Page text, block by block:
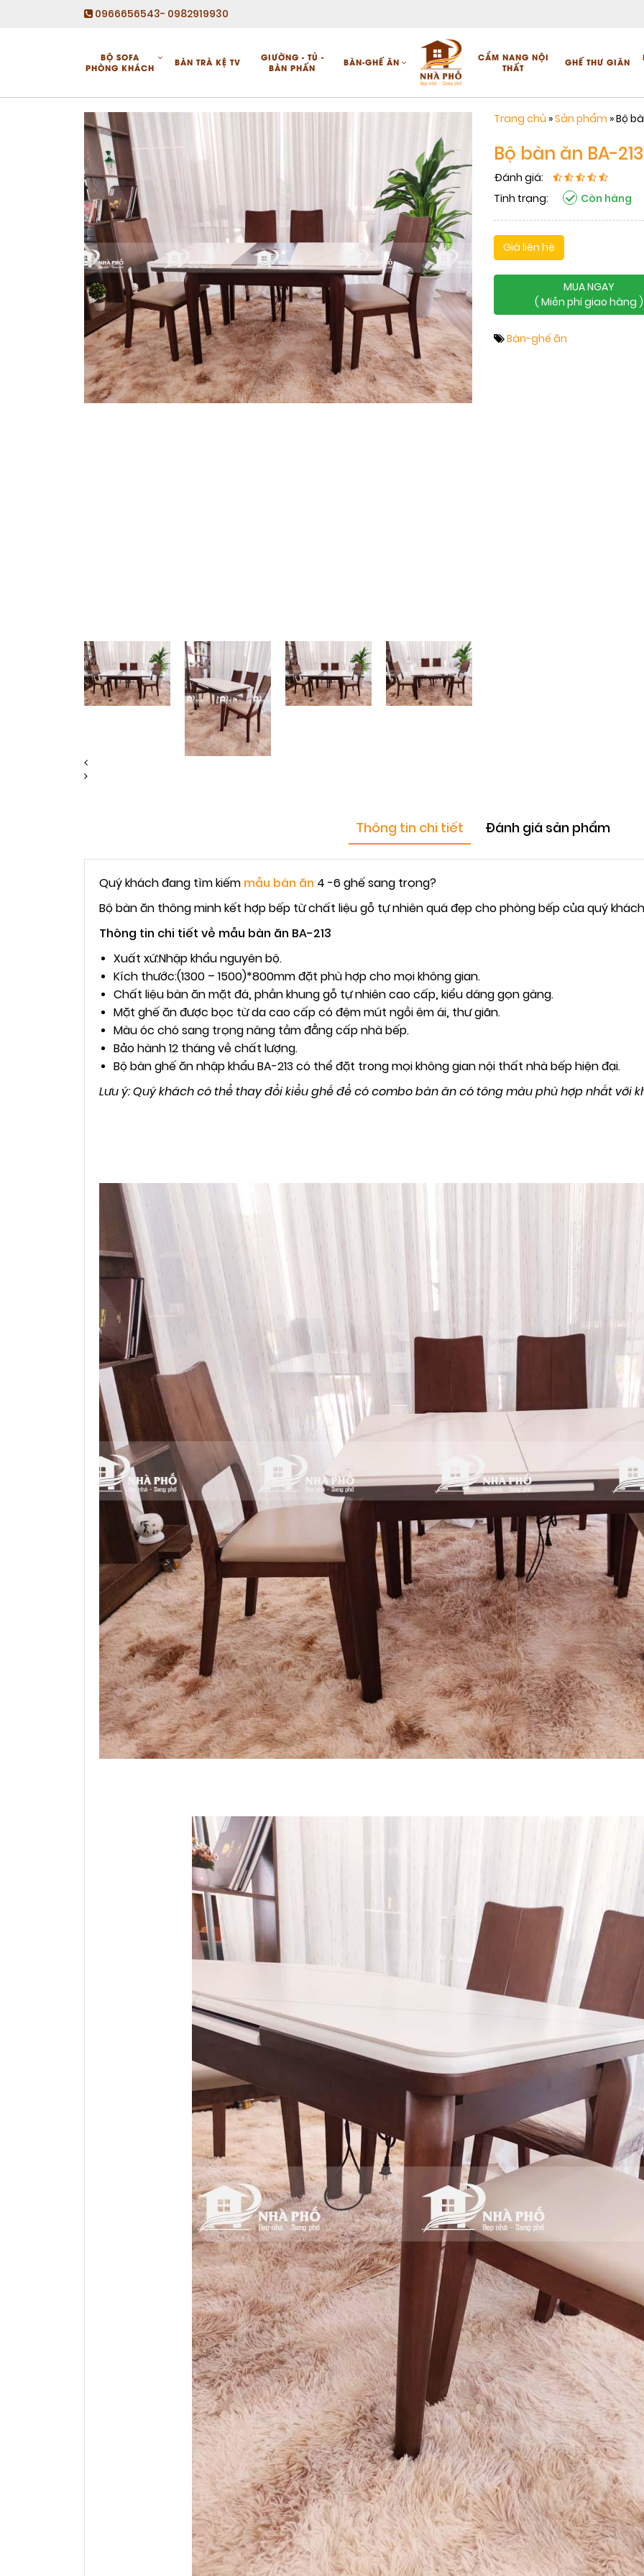
0966656543- 0982919930
BỘ SOFA
PHÒNG KHÁCH
BÀN TRÀ KỆ TV
GIƯỜNG - TỦ -
BÀN PHẤN
BÀN-GHẾ ĂN
CẨM NANG NỘI
THẤT
GHẾ THƯ GIÃN
Trang chủ »Sản phẩm »Bộ
Bộ bàn ăn BA-213
Đánh giá:
Tình trạng:
Còn hàng
Giá liên hệ
MUA NGAY
( Miễn phí giao hàng )
Bàn-ghế ăn
Thông tin chi tiết Đánh giá sản phẩm
Quý khách đang tìm kiếm mẫu bàn ăn 4 -6 ghế sang trọng?
Bộ bàn ăn thông minh kết hợp bếp từ chất liệu gỗ tự nhiên quá đẹp cho phòng bếp của quý
Thông tin chi tiết về mẫu bàn ăn BA-213
Xuất xứ:Nhập khẩu nguyên bộ.
Kích thước:(1300 – 1500)*800mm đặt phù hợp cho mọi không gian.
Chất liệu bàn ăn mặt đá, phần khung gỗ tự nhiên cao cấp, kiểu dáng gọn gàng.
Mặt ghế ăn được bọc từ da cao cấp có đệm mút ngồi êm ái, thư giãn.
Màu óc chó sang trọng nâng tầm đẳng cấp nhà bếp.
Bảo hành 12 tháng về chất lượng.
Bộ bàn ghế ăn nhập khẩu BA-213 có thể đặt trong mọi không gian nội thất nhà bếp hiện đại.
Lưu ý: Quý khách có thể thay đổi kiểu ghế để có combo bàn ăn có tông màu phù hợp nhất với